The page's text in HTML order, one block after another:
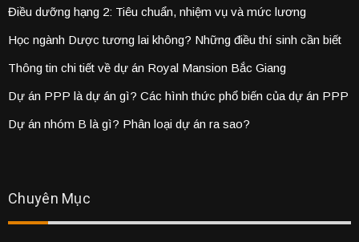
Điều dưỡng hạng 2: Tiêu chuẩn, nhiệm vụ và mức lương
Học ngành Dược tương lai không? Những điều thí sinh cần biết
Thông tin chi tiết về dự án Royal Mansion Bắc Giang
Dự án PPP là dự án gì? Các hình thức phổ biến của dự án PPP
Dự án nhóm B là gì? Phân loại dự án ra sao?
Chuyên Mục